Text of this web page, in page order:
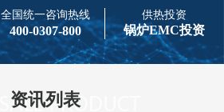
全国统一咨询热线
400-0307-800
供热投资
锅炉EMC投资
资讯列表